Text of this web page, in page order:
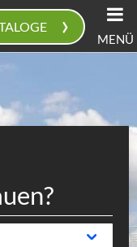
› MENÜ